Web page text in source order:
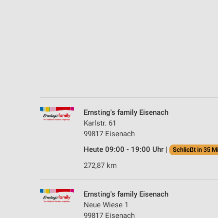
Ernsting's family Eisenach
Karlstr. 61
99817 Eisenach
Heute 09:00 - 19:00 Uhr |
Schließt in 35
272,87 km
Ernsting's family Eisenach
Neue Wiese 1
99817 Eisenach
Verwendung genauer Standortdaten
Geräte anhand von aktiv angeforderten Informationen
Funktional